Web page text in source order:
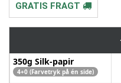
GRATIS FRAGT
350g Silk-papir
4+0 (Farvetryk på én side)